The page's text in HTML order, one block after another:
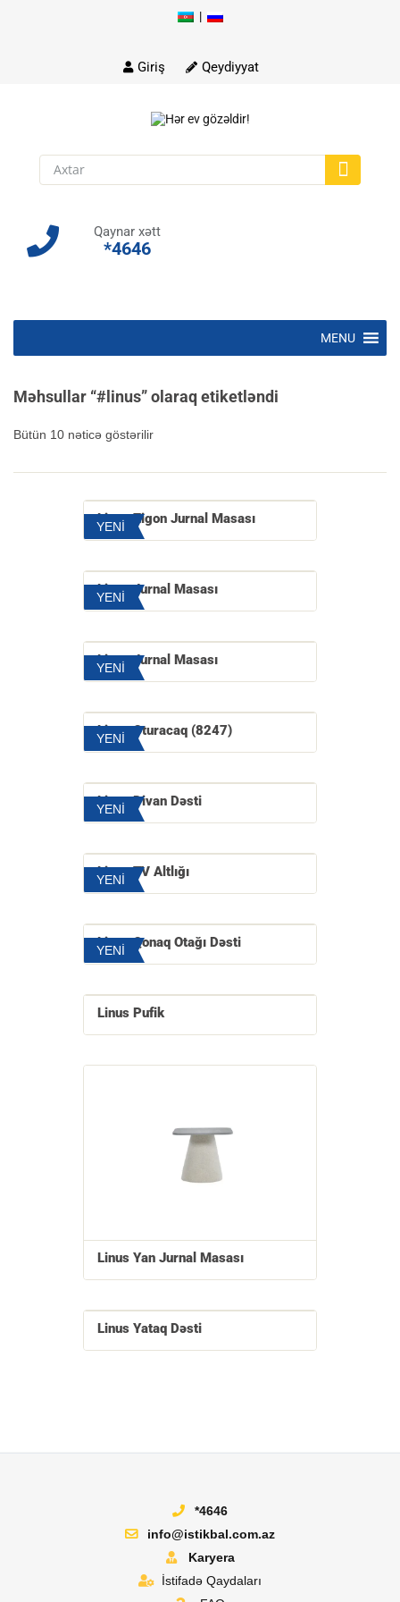
|
content
Giriş Qeydiyyat
Qaynar xətt
*4646
Skip
content
MENU
Məhsullar “#linus” olaraq etiketləndi
Bütün 10 nəticə göstərilir
Linus Zigon Jurnal Masası
YENİ
Linus Jurnal Masası
YENİ
Linus Jurnal Masası
YENİ
Linus Oturacaq (8247)
YENİ
Linus Divan Dəsti
YENİ
Linus TV Altlığı
YENİ
Linus Qonaq Otağı Dəsti
YENİ
Linus Pufik
Linus Yan Jurnal Masası
Linus Yataq Dəsti
*4646
info@istikbal.com.az
Karyera
İstifadə Qaydaları